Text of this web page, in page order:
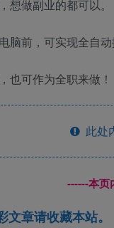
做副业的都可以。
脑前，可实现全自
也可作为全职来做！
此处
------本页
章请收藏本站。